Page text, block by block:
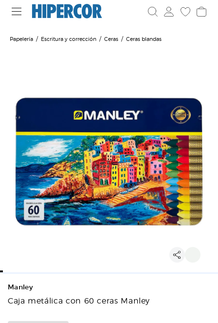
Papelería Escritura y corrección Ceras Ceras blandas
Manley
Caja metálica con 60 ceras Manley